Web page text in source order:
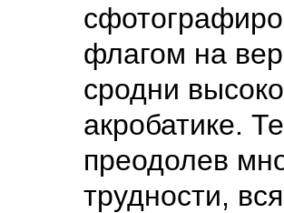
флагом на
сродни
акробатике.
преодолев
трудности,